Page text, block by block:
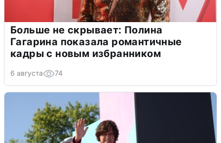
Больше не скрывает: Полина
Гагарина показала романтичные
кадры с новым избранником
6 августа 74